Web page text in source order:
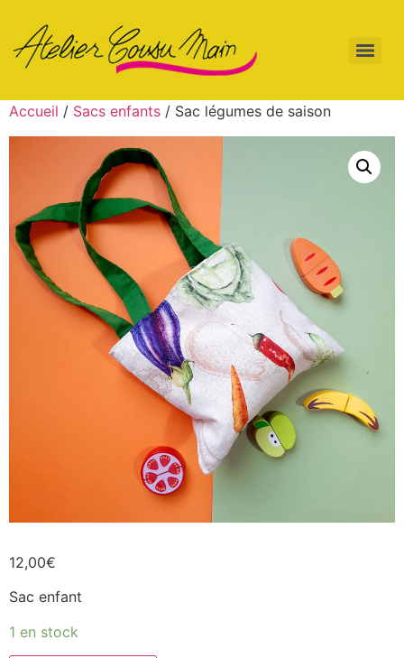
Accueil / Sacs enfants / Sac légumes de saison
12,00€
Sac enfant
1 en stock